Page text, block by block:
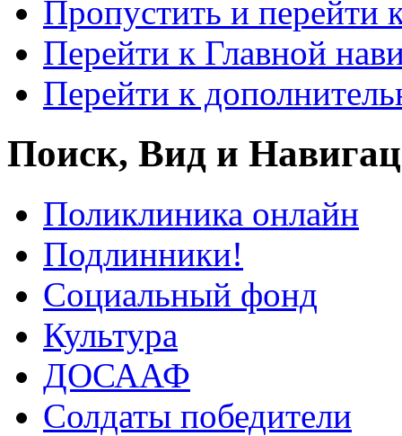
Пропустить и перейти
Перейти к Главной
Перейти к
Поиск, Вид и
Поликлиника онлайн
Подлинники!
Социальный фонд
Культура
ДОСААФ
Солдаты победители